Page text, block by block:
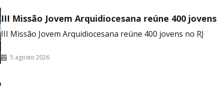
III Missão Jovem Arquidiocesana reúne 400 jovens
no RJ
III Missão Jovem Arquidiocesana reúne 400 jovens no RJ
5 agosto 2026